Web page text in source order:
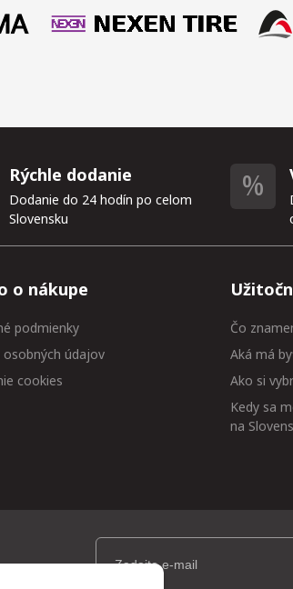
Rýchle dodanie
Dodanie do 24 hodín po celom
Slovensku
o nákupe
podmienky
osobných údajov
cookies
Čo
Aká má
Ako si
Kedy sa
na